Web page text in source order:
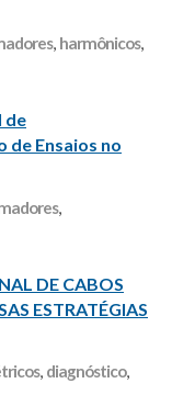
, harmônicos,
de
de Ensaios no
,
DE CABOS
ESTRATÉGIAS
, diagnóstico,